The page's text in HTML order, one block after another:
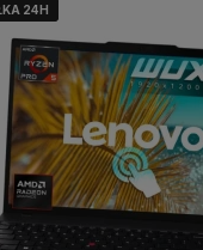
24H
24H
24H